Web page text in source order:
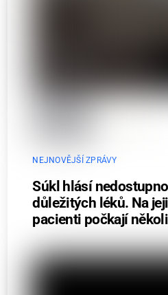
NEJNOVĚJŠÍ ZPRÁVY
Súkl hlásí
důležitých léků. Na
pacienti počkají